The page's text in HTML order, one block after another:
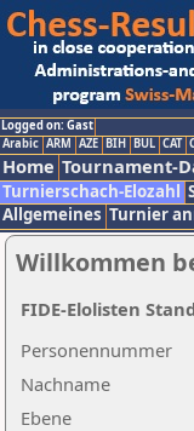
Logged on: Gast
Arabic ARM AZE BIH BUL CAT
Home Tournament-
Turnierschach-Elozahl
Allgemeines Turnier
Willkommen
Nachname
Ebene
Personennummer
FIDE-Elolisten Stand